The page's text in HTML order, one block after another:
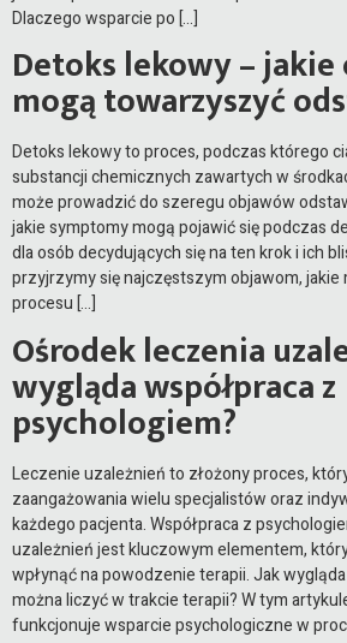
Dlaczego wsparcie po […]
Detoks lekowy –
mogą towarzyszyć
Detoks lekowy to proces, podczas którego
substancji chemicznych zawartych w
może prowadzić do szeregu objawów
jakie symptomy mogą pojawić się podczas
dla osób decydujących się na ten krok i ich
przyjrzymy się najczęstszym objawom,
procesu […]
Ośrodek leczenia
wygląda współpraca z
psychologiem?
Leczenie uzależnień to złożony proces,
zaangażowania wielu specjalistów oraz
każdego pacjenta. Współpraca z
uzależnień jest kluczowym elementem,
wpłynąć na powodzenie terapii. Jak
można liczyć w trakcie terapii? W tym
funkcjonuje wsparcie psychologiczne w